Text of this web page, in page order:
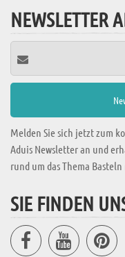
NEWSLETTER
Melden Sie sich jetzt zum
Aduis Newsletter an und
rund um das Thema
SIE FINDEN